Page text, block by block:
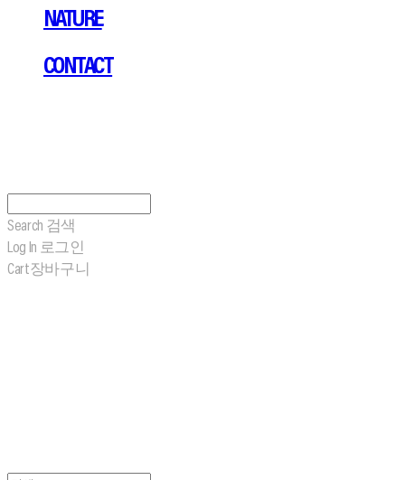
NATURE
CONTACT
Search 검색
Log In 로그인
Cart장바구니